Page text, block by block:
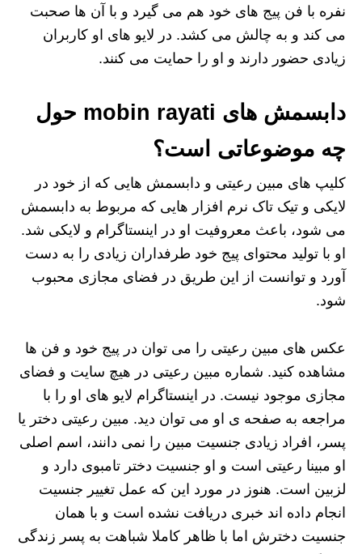
نفره با فن پیج های خود هم می گیرد و با آن ها صحبت
می کند و به چالش می کشد. در لایو های او کاربران
زیادی حضور دارند و او را حمایت می کنند.
دابسمش های mobin rayati حول
چه موضوعاتی است؟
کلیپ های مبین رعیتی و دابسمش هایی که از خود در
لایکی و تیک تاک نرم افزار هایی که مربوط به دابسمش
می شود، باعث معروفیت او در اینستاگرام و لایکی شد.
او با تولید محتوای پیج خود طرفداران زیادی را به دست
آورد و توانست از این طریق در فضای مجازی محبوب
شود.
عکس های مبین رعیتی را می توان در پیج خود و فن ها
مشاهده کنید. شماره مبین رعیتی در هیچ سایت و فضای
مجازی موجود نیست. در اینستاگرام لایو های او را با
مراجعه به صفحه ی او می توان دید. مبین رعیتی دختر یا
پسر، افراد زیادی جنسیت مبین را نمی دانند، اسم اصلی
او مبینا رعیتی است و او جنسیت دختر تامبوی دارد و
لزبین است. هنوز در مورد این که عمل تغییر جنسیت
انجام داده اند خبری دریافت نشده است و با همان
جنسیت دخترش اما با ظاهر کاملا شباهت به پسر زندگی